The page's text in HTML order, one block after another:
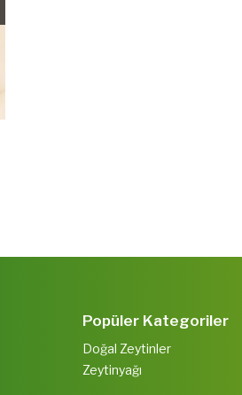
Popüler Kategoriler
Doğal Zeytinler
Zeytinyağı